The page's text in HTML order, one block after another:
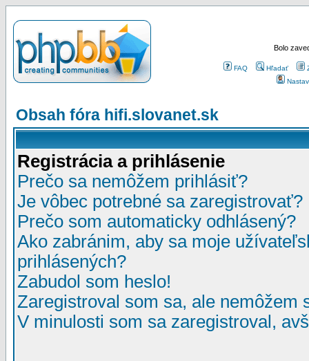
Bolo
FAQ Hľadať
Obsah fóra hifi.slovanet.sk
Registrácia a prihlásenie
Prečo sa nemôžem prihlásiť?
Je vôbec potrebné sa zaregistrovať?
Prečo som automaticky odhlásený?
Ako zabránim, aby sa moje
prihlásených?
Zabudol som heslo!
Zaregistroval som sa, ale nemôžem
V minulosti som sa zaregistroval,